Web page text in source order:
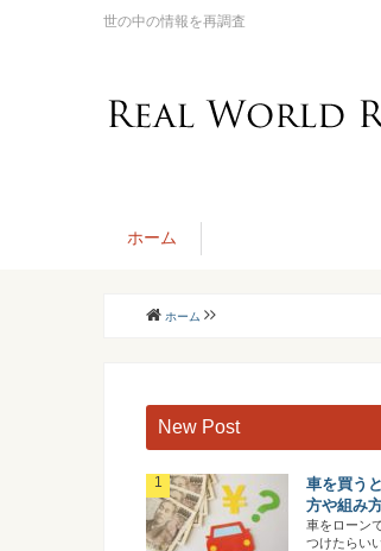
世の中の情報を再調査
ホーム
ホーム
New Post
車を買う
方や組み
車をローン
つけたらい